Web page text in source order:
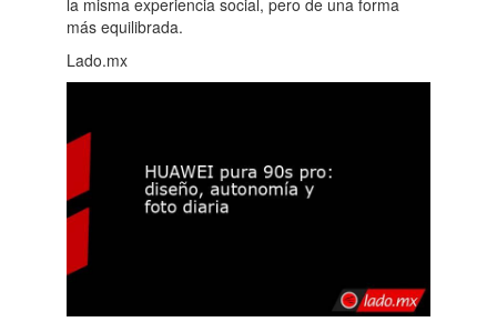
más equilibrada.
Lado.mx